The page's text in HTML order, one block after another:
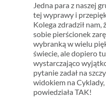
Jedna para z naszej
tej wyprawy i
Kolega zdradził nam,
sobie pierścionek
wybranką w wielu
świecie, ale dopiero
wystarczająco
pytanie zadał na
widokiem na
powiedziała TAK!